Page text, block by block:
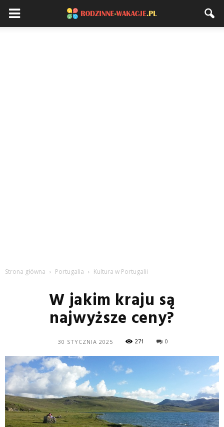
Strona główna Portugalia Kultura w Portugalii
W jakim kraju są
najwyższe ceny?
30 STYCZNIA 2025 271 0